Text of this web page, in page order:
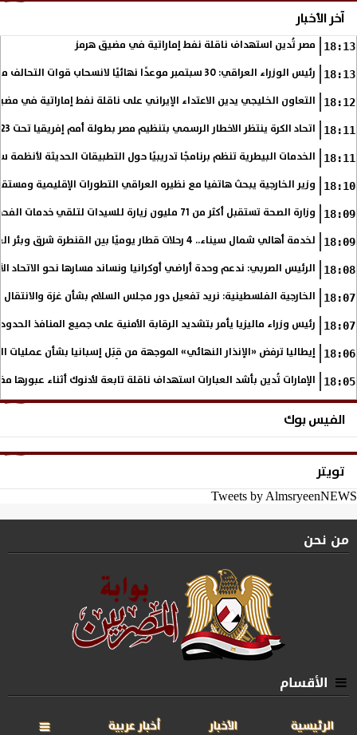
آخر الأخبار
18:13 مصر تُدين استهداف ناقلة نفط إماراتية في مضيق هرمز
18:13 رئيس الوزراء العراقي: 30 سبتمبر موعدًا نهائيًا لانسحاب قوات التحالف من العراق
18:12 التعاون الخليجي يدين الاعتداء الإيراني على ناقلة نفط إماراتية في
18:11 اتحاد الكرة ينتظر الاخطار الرسمي بتنظيم مصر بطولة أمم إفريقيا تحت 23 عاما
18:11 الخدمات البيطرية تنظم برنامجًا تدريبيًا حول التطبيقات الحديثة لأنظمة
18:10 وزير الخارجية يبحث هاتفيا مع نظيره العراقي التطورات الإقليمية
18:09 وزارة الصحة تستقبل أكثر من 71 مليون زيارة للسيدات لتلقي خدمات الفحص والتوعية
18:09 لخدمة أهالي شمال سيناء.. 4 رحلات قطار يوميًا بين القنطرة شرق وبئر العبد
18:08 الرئيس الصربي: ندعم وحدة أراضي أوكرانيا ونساند مسارها نحو الاتحاد
18:07 الخارجية الفلسطينية: نريد تفعيل دور مجلس السلام بشأن غزة
18:07 رئيس وزراء ماليزيا يأمر بتشديد الرقابة الأمنية على جميع المنافذ
18:06 إيطاليا ترفض «الإنذار النهائي» الموجهة من قِبَل إسبانيا بشأن عمليات
18:05 الإمارات تُدين بأشد العبارات استهداف ناقلة تابعة لأدنوك أثناء عبورها
الفيس بوك
تويتر
Tweets by AlmsryeenNEWS
من نحن
الأقسام
الرئيسية الأخبار أخبار عربية